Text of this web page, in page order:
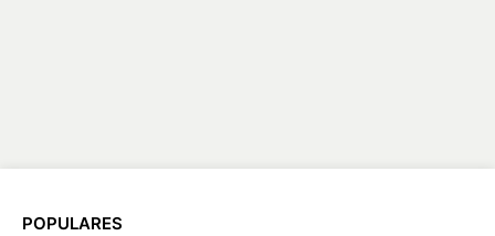
POPULARES